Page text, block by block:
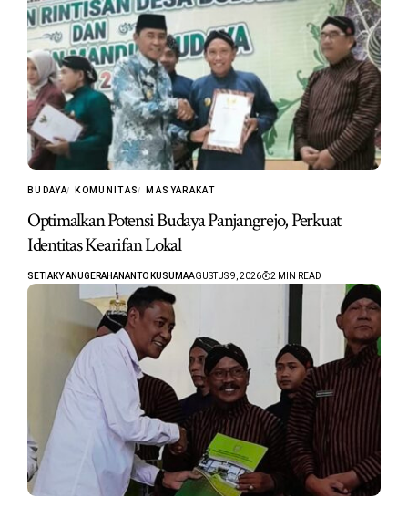
BUDAYA KOMUNITAS MASYARAKAT
Optimalkan Potensi Budaya Panjangrejo, Perkuat
Identitas Kearifan Lokal
SETIAKY ANUGERAHANANTO KUSUMAAGUSTUS 9, 2026 2 MIN READ